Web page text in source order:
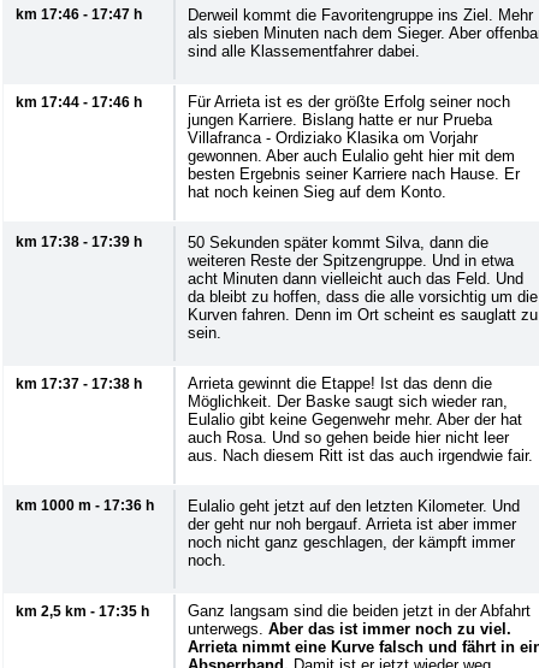
km 17:46 - 17:47 h
Derweil kommt die Favoritengruppe ins Ziel. Mehr
als sieben Minuten nach dem Sieger. Aber
sind alle Klassementfahrer dabei.
km 17:44 - 17:46 h
Für Arrieta ist es der größte Erfolg seiner noch
jungen Karriere. Bislang hatte er nur Prueba
Villafranca - Ordiziako Klasika om Vorjahr
gewonnen. Aber auch Eulalio geht hier mit dem
besten Ergebnis seiner Karriere nach Hause. Er
hat noch keinen Sieg auf dem Konto.
km 17:38 - 17:39 h
50 Sekunden später kommt Silva, dann die
weiteren Reste der Spitzengruppe. Und in etwa
acht Minuten dann vielleicht auch das Feld. Und
da bleibt zu hoffen, dass die alle vorsichtig um die
Kurven fahren. Denn im Ort scheint es sauglatt zu
sein.
km 17:37 - 17:38 h
Arrieta gewinnt die Etappe! Ist das denn die
Möglichkeit. Der Baske saugt sich wieder ran,
Eulalio gibt keine Gegenwehr mehr. Aber der hat
auch Rosa. Und so gehen beide hier nicht leer
aus. Nach diesem Ritt ist das auch irgendwie fair.
km 1000 m - 17:36 h
Eulalio geht jetzt auf den letzten Kilometer. Und
der geht nur noh bergauf. Arrieta ist aber immer
noch nicht ganz geschlagen, der kämpft immer
noch.
km 2,5 km - 17:35 h
Ganz langsam sind die beiden jetzt in der Abfahrt
unterwegs. Aber das ist immer noch zu viel.
Arrieta nimmt eine Kurve falsch und fährt in